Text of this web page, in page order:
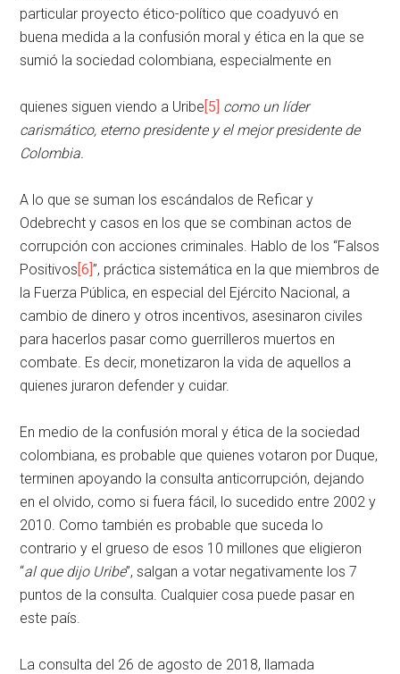
particular proyecto ético-político que coadyuvó en
buena medida a la confusión moral y ética en la que se
sumió la sociedad colombiana, especialmente en
quienes siguen viendo a Uribe[5] como un líder
carismático, eterno presidente y el mejor presidente de
Colombia.
A lo que se suman los escándalos de Reficar y
Odebrecht y casos en los que se combinan actos de
corrupción con acciones criminales. Hablo de los “Falsos
Positivos[6]”, práctica sistemática en la que miembros de
la Fuerza Pública, en especial del Ejército Nacional, a
cambio de dinero y otros incentivos, asesinaron civiles
para hacerlos pasar como guerrilleros muertos en
combate. Es decir, monetizaron la vida de aquellos a
quienes juraron defender y cuidar.
En medio de la confusión moral y ética de la sociedad
colombiana, es probable que quienes votaron por Duque,
terminen apoyando la consulta anticorrupción, dejando
en el olvido, como si fuera fácil, lo sucedido entre 2002 y
2010. Como también es probable que suceda lo
contrario y el grueso de esos 10 millones que eligieron
“al que dijo Uribe”, salgan a votar negativamente los 7
puntos de la consulta. Cualquier cosa puede pasar en
este país.
La consulta del 26 de agosto de 2018, llamada